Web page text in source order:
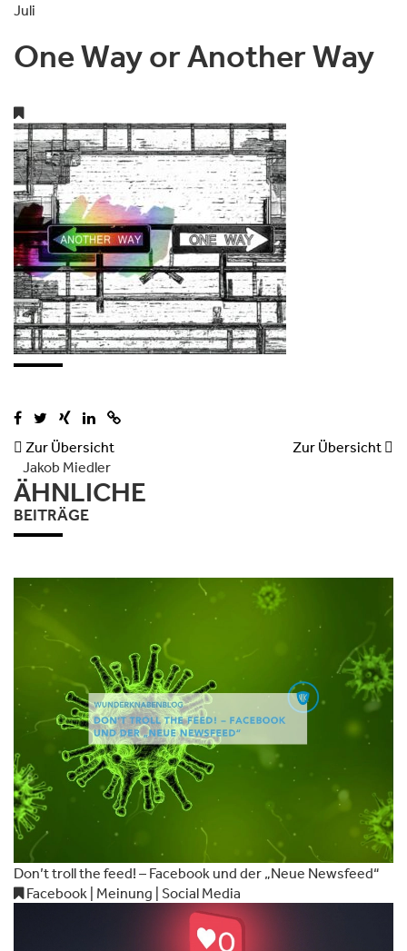
Juli
One Way or Another Way
 Zur Übersicht Zur Übersicht 
Jakob Miedler
ÄHNLICHE
BEITRÄGE
Don’t troll the feed! – Facebook und der „Neue Newsfeed“
Facebook | Meinung | Social Media